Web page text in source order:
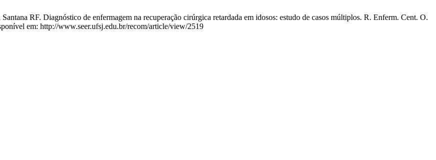
RF. Diagnóstico de enfermagem na recuperação cirúrgica retardada em idosos: estudo de casos múltiplos. R. Enferm. Cent. O.
em: http://www.seer.ufsj.edu.br/recom/article/view/2519